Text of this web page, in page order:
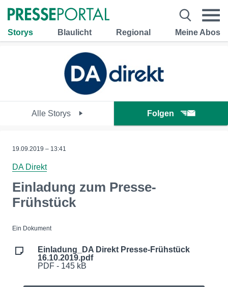
Storys Blaulicht Regional Meine Abos
Alle Storys Folgen
19.09.2019 – 13:41
DA Direkt
Einladung zum Presse-
Frühstück
Ein Dokument
Einladung_DA Direkt Presse-Frühstück
16.10.2019.pdf
PDF - 145 kB